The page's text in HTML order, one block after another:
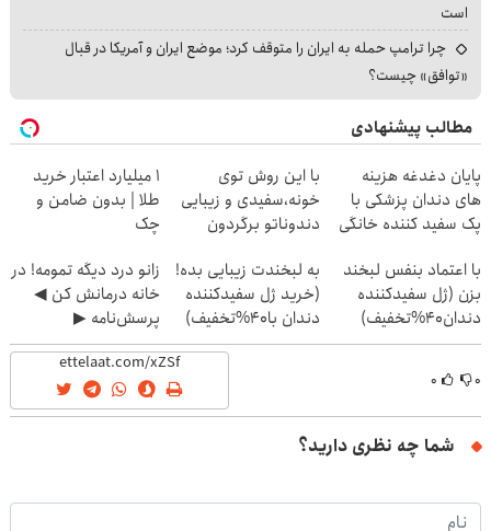
است
چرا ترامپ حمله به ایران را متوقف کرد؛ موضع ایران و آمریکا در قبال
«توافق» چیست؟
مطالب پیشنهادی
پایان دغدغه هزینه
های دندان پزشکی با
پک سفید کننده خانگی
با این روش توی
خونه،سفیدی و زیبایی
دندوناتو برگردون
۱ میلیارد اعتبار خرید
طلا | بدون ضامن و
چک
با اعتماد بنفس لبخند
بزن (ژل سفیدکننده
دندان40%تخفیف)
به لبخندت زیبایی بده!
(خرید ژل سفیدکننده
دندان با40%تخفیف)
زانو درد دیگه تمومه! در
خانه درمانش کن ◀
پرسش‌نامه ▶
۰ ۰
شما چه نظری دارید؟